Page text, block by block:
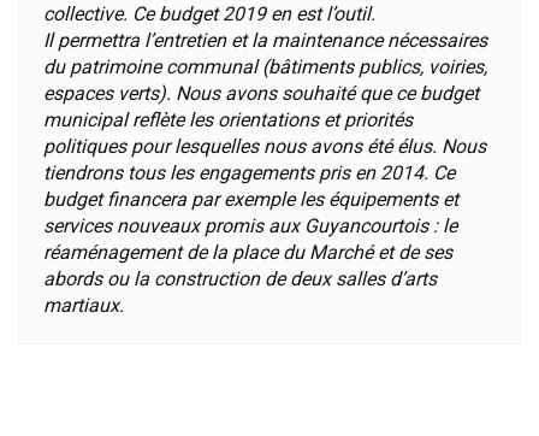
collective. Ce budget 2019 en est l’outil.
Il permettra l’entretien et la maintenance nécessaires
du patrimoine communal (bâtiments publics, voiries,
espaces verts). Nous avons souhaité que ce budget
municipal reflète les orientations et priorités
politiques pour lesquelles nous avons été élus. Nous
tiendrons tous les engagements pris en 2014. Ce
budget financera par exemple les équipements et
services nouveaux promis aux Guyancourtois : le
réaménagement de la place du Marché et de ses
abords ou la construction de deux salles d’arts
martiaux.